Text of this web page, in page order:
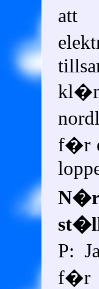
f�r
N�r
P: